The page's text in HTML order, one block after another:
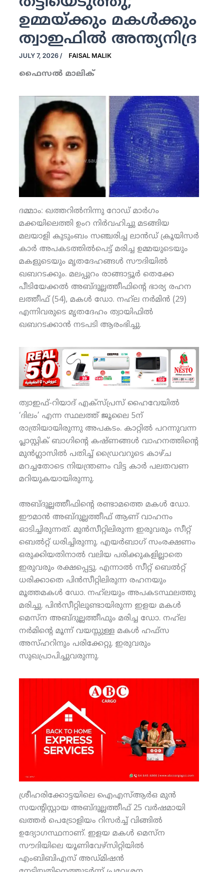
ഉമ്മയ്ക്കും മകള്‍ക്കും
ത്വാഇഫില്‍ അന്ത്യനിദ്ര
JULY 7, 2026 / FAISAL MALIK
ഫൈസല്‍ മാലിക്
ദമ്മാം: ഖത്തറിൽനിന്നു റോഡ് മാർഗം
മക്കയിലെത്തി ഉംറ നിർവഹിച്ചു മടങ്ങിയ
മലയാളി കുടുംബം സഞ്ചരിച്ച ലാൻഡ് ക്രൂയിസർ
കാർ അപകടത്തിൽപെട്ട് മരിച്ച ഉമ്മയുടെയും
മകളുടെയും മൃതദേഹങ്ങൾ സൗദിയിൽ
ഖബറടക്കും. മലപ്പുറം രാങ്ങാട്ടൂര്‍ തെക്കേ
പീടിയേക്കല്‍ അബ്ദുല്ലത്തീഫിന്റെ ഭാര്യ രഹന
ലത്തീഫ് (54), മകള്‍ ഡോ. നഹ്‌ല നര്‍മിന്‍ (29)
എന്നിവരുടെ മൃതദേഹം ത്വായിഫില്‍
ഖബറടക്കാന്‍ നടപടി ആരംഭിച്ചു.
ത്വാഇഫ്‌-റിയാദ് എക്‌സ്പ്രസ് ഹൈവേയില്‍
‘ദിലം’ എന്ന സ്ഥലത്ത് ജൂലൈ 5ന്
രാത്രിയായിരുന്നു അപകടം. കാറ്റില്‍ പറന്നുവന്ന
പ്ലാസ്റ്റിക് ബാഗിന്റെ കഷ്ണങ്ങള്‍ വാഹനത്തിന്റെ
മുന്‍ഗ്ലാസില്‍ പതിച്ച് ഡ്രൈവറുടെ കാഴ്ച
മറച്ചതോടെ നിയന്ത്രണം വിട്ട കാര്‍ പലതവണ
മറിയുകയായിരുന്നു.
അബ്ദുല്ലത്തീഫിന്റെ രണ്ടാമത്തെ മകള്‍ ഡോ.
ഈമാന്‍ അബ്ദുല്ലത്തീഫ് ആണ് വാഹനം
ഓടിച്ചിരുന്നത്. മുന്‍സീറ്റിലിരുന്ന ഇരുവരും സീറ്റ്
ബെല്‍റ്റ് ധരിച്ചിരുന്നു. എയര്‍ബാഗ് സംരക്ഷണം
ഒരുക്കിയതിനാല്‍ വലിയ പരിക്കുകളില്ലാതെ
ഇരുവരും രക്ഷപ്പെട്ടു. എന്നാല്‍ സീറ്റ് ബെല്‍റ്റ്
ധരിക്കാതെ പിന്‍സീറ്റിലിരുന്ന രഹനയും
മൂത്തമകള്‍ ഡോ. നഹ്‌ലയും അപകടസ്ഥലത്തു
മരിച്ചു. പിന്‍സീറ്റിലുണ്ടായിരുന്ന ഇളയ മകള്‍
മെസ്‌ന അബ്ദുല്ലത്തീഫും മരിച്ച ഡോ. നഹ്‌ല
നര്‍മിന്റെ മൂന്ന് വയസ്സുള്ള മകള്‍ ഹഫ്‌സ
അസ്ഹറിനും പരിക്കേറ്റു. ഇരുവരും
സുഖപ്രാപിച്ചുവരുന്നു.
ശ്രീഹരിക്കോട്ടയിലെ ഐഎസ്ആര്‍ഒ മുന്‍
സയന്റിസ്റ്റായ അബ്ദുല്ലത്തീഫ് 25 വര്‍ഷമായി
ഖത്തര്‍ പെട്രോളിയം റിസര്‍ച്ച് വിങ്ങില്‍
ഉദ്യോഗസ്ഥനാണ്. ഇളയ മകള്‍ മെസ്‌ന
സൗദിയിലെ യൂണിവേഴ്‌സിറ്റിയില്‍
എംബിബിഎസ് അഡ്മിഷന്‍